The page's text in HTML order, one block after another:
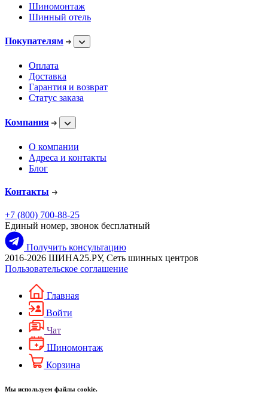
Шиномонтаж
Шинный отель
Покупателям
Оплата
Доставка
Гарантия и возврат
Статус заказа
Компания
О компании
Адреса и контакты
Блог
Контакты
+7 (800) 700-88-25
Единый номер, звонок бесплатный
Получить консультацию
2016-2026 ШИНА25.РУ, Сеть шинных центров
Пользовательское соглашение
Главная
Войти
Чат
Шиномонтаж
Корзина
Мы используем файлы cookie.